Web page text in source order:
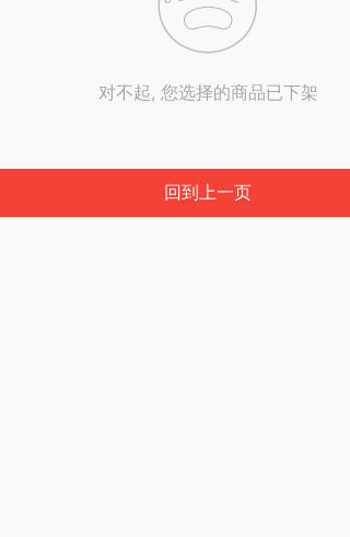
对不起, 您选择的商品已下架
回到上一页